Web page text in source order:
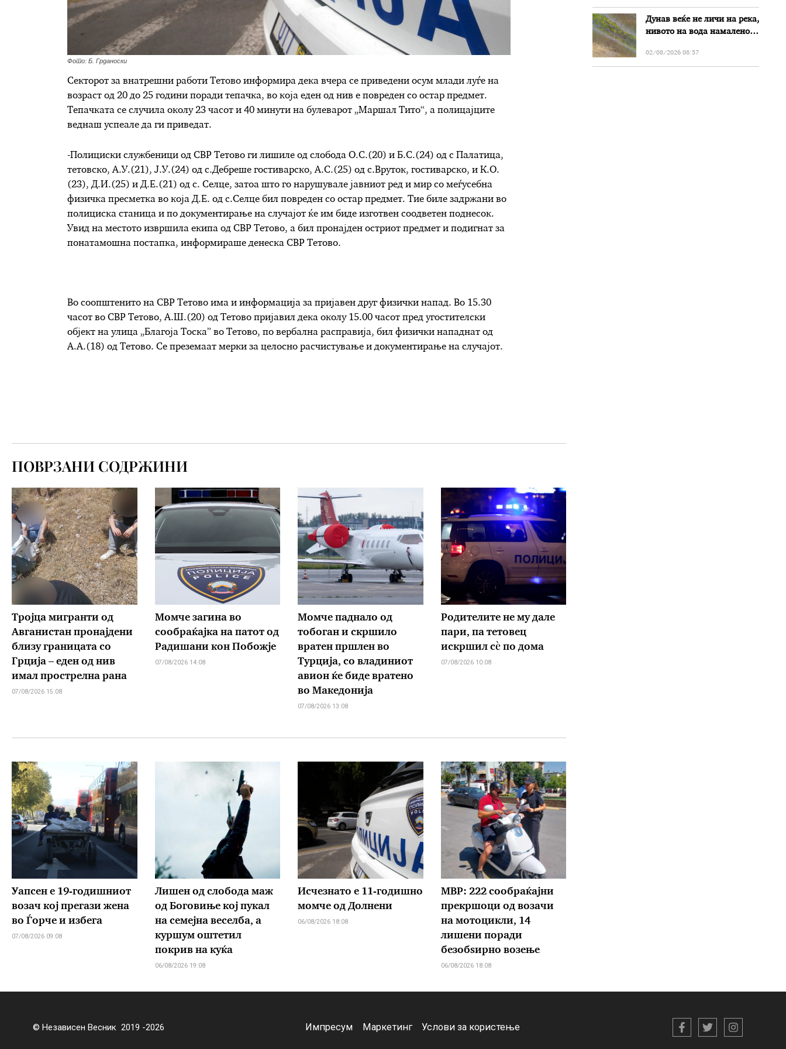
Фото: Б. Грданоски
Секторот за внатрешни работи Тетово информира дека вчера се приведени осум млади луѓе на
возраст од 20 до 25 години поради тепачка, во која еден од нив е повреден со остар предмет.
Тепачката се случила околу 23 часот и 40 минути на булеварот „Маршал Тито“, а полицајците
веднаш успеале да ги приведат.
-Полициски службеници од СВР Тетово ги лишиле од слобода О.С.(20) и Б.С.(24) од с Палатица,
тетовско, А.У.(21), Ј.У.(24) од с.Дебреше гостиварско, А.С.(25) од с.Вруток, гостиварско, и К.О.
(23), Д.И.(25) и Д.Е.(21) од с. Селце, затоа што го нарушувале јавниот ред и мир со меѓусебна
физичка пресметка во која Д.Е. од с.Селце бил повреден со остар предмет. Тие биле задржани во
полициска станица и по документирање на случајот ќе им биде изготвен соодветен поднесок.
Увид на местото извршила екипа од СВР Тетово, а бил пронајден остриот предмет и подигнат за
понатамошна постапка, информираше денеска СВР Тетово.
Во соопштенито на СВР Тетово има и информација за пријавен друг физички напад. Во 15.30
часот во СВР Тетово, А.Ш.(20) од Тетово пријавил дека околу 15.00 часот пред угостителски
објект на улица „Благоја Тоска” во Тетово, по вербална расправија, бил физички нападнат од
А.А.(18) од Тетово. Се преземаат мерки за целосно расчистување и документирање на случајот.
ПОВРЗАНИ СОДРЖИНИ
Тројца мигранти од
Авганистан пронајдени
близу границата со
Грција – еден од нив
имал прострелна рана
07/08/2026 15:08
Момче загина во
сообраќајка на патот од
Радишани кон Побожје
07/08/2026 14:08
Момче паднало од
тобоган и скршило
вратен пршлен во
Турција, со владиниот
авион ќе биде вратено
во Македонија
07/08/2026 13:08
Родителите не му дале
пари, па тетовец
искршил сѐ по дома
07/08/2026 10:08
Уапсен е 19-годишниот
возач кој прегази жена
во Ѓорче и избега
07/08/2026 09:08
Лишен од слобода маж
од Боговиње кој пукал
на семејна веселба, а
куршум оштетил
покрив на куќа
06/08/2026 19:08
Исчезнато е 11-годишно
момче од Долнени
06/08/2026 18:08
МВР: 222 сообраќајни
прекршоци од возачи
на мотоцикли, 14
лишени поради
безобѕирно возење
06/08/2026 18:08
Дунав веќе не личи на река,
нивото на вода намалено
Бугарија
02/08/2026 08:57
© Независен Весник 2019 -2026 Импресум Маркетинг Услови за користење